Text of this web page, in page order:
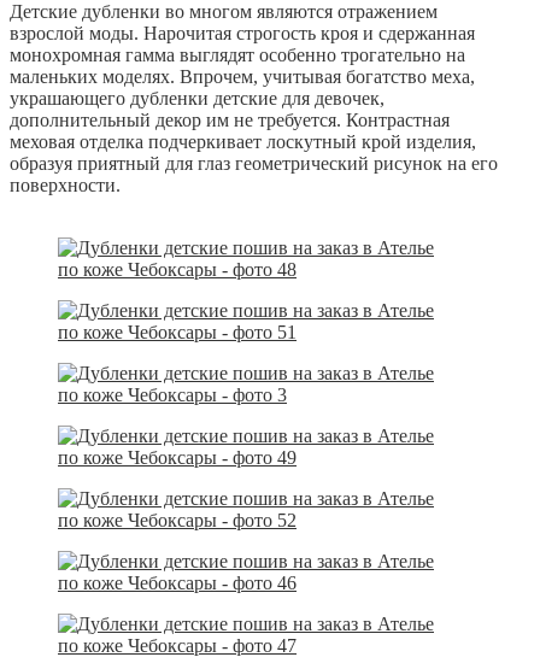
Детские дубленки во многом являются отражением
взрослой моды. Нарочитая строгость кроя и сдержанная
монохромная гамма выглядят особенно трогательно на
маленьких моделях. Впрочем, учитывая богатство меха,
украшающего дубленки детские для девочек,
дополнительный декор им не требуется. Контрастная
меховая отделка подчеркивает лоскутный крой изделия,
образуя приятный для глаз геометрический рисунок на его
поверхности.